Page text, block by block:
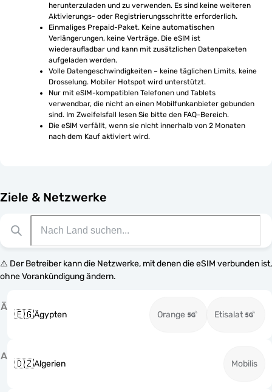
herunterzuladen und zu verwenden. Es sind keine weiteren
Aktivierungs- oder Registrierungsschritte erforderlich.
Einmaliges Prepaid-Paket. Keine automatischen
Verlängerungen, keine Verträge. Die eSIM ist
wiederaufladbar und kann mit zusätzlichen Datenpaketen
aufgeladen werden.
Volle Datengeschwindigkeiten – keine täglichen Limits, keine
Drosselung. Mobiler Hotspot wird unterstützt.
Nur mit eSIM-kompatiblen Telefonen und Tablets
verwendbar, die nicht an einen Mobilfunkanbieter gebunden
sind. Im Zweifelsfall lesen Sie bitte den FAQ-Bereich.
Die eSIM verfällt, wenn sie nicht innerhalb von 2 Monaten
nach dem Kauf aktiviert wird.
Ziele & Netzwerke
⚠️ Der Betreiber kann die Netzwerke, mit denen die eSIM verbunden ist,
ohne Vorankündigung ändern.
Ä
🇪🇬Ägypten Orange Etisalat
A
🇩🇿Algerien Mobilis